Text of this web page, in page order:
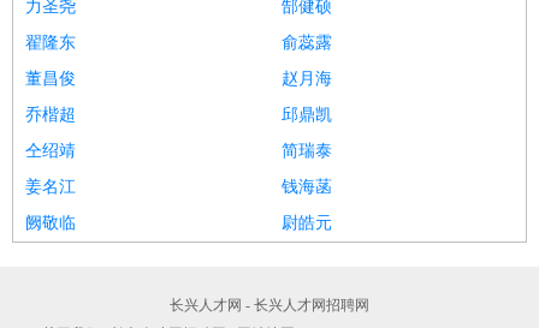
力圣尧
郜健硕
翟隆东
俞蕊露
董昌俊
赵月海
乔楷超
邱鼎凯
仝绍靖
简瑞泰
姜名江
钱海菡
阙敬临
尉皓元
长兴人才网 - 长兴人才网招聘网